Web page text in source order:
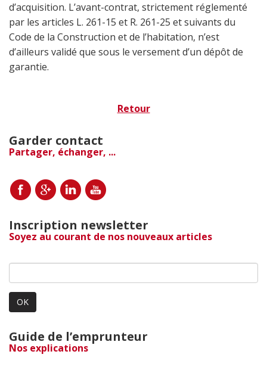
d’acquisition. L’avant-contrat, strictement réglementé
par les articles L. 261-15 et R. 261-25 et suivants du
Code de la Construction et de l’habitation, n’est
d’ailleurs validé que sous le versement d’un dépôt de
garantie.
Retour
Garder contact
Partager, échanger, ...
Inscription newsletter
Soyez au courant de nos nouveaux articles
OK
Guide de l’emprunteur
Nos explications